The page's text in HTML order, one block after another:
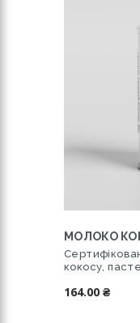
МОЛОКО
кокосу,
164.00 ₴